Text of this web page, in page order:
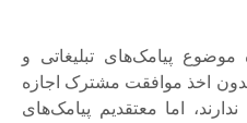
موضوع پیامک‌های تبلیغاتی و
بدون اخذ موافقت مشترک اجازه
اما معتقدیم پیامک‌های